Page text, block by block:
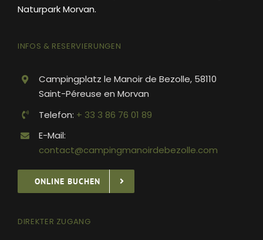
Naturpark Morvan.
INFOS & RESERVIERUNGEN
Campingplatz le Manoir de Bezolle, 58110
Saint-Péreuse en Morvan
Telefon: + 33 3 86 76 01 89
E-Mail:
contact@campingmanoirdebezolle.com
ONLINE BUCHEN
DIREKTER ZUGANG